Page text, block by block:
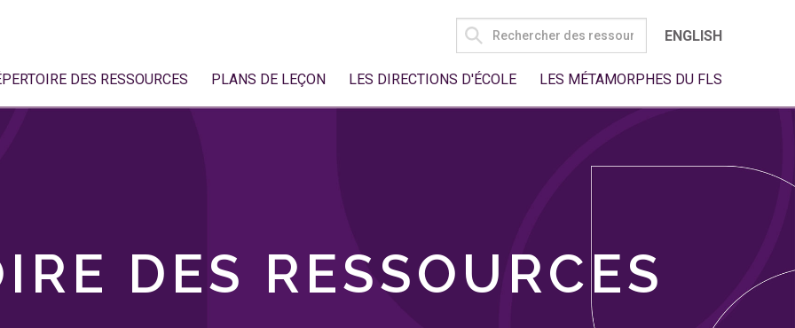
SEARCH
FOR:
ENGLISH
DES RESSOURCES PLANS DE LEÇON LES DIRECTIONS D'ÉCOLE LES MÉTAMORPHES DU FLS
DES RESSOURCES